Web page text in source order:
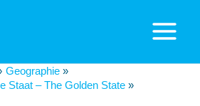
Main
Geographie
Staat – The Golden State